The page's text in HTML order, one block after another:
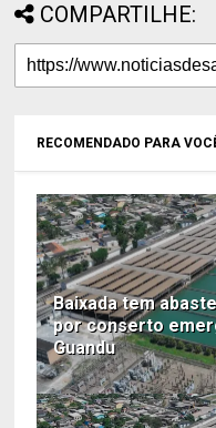
COMPARTILHE:
RECOMENDADO PARA
Baixada tem
por conserto
Guandu